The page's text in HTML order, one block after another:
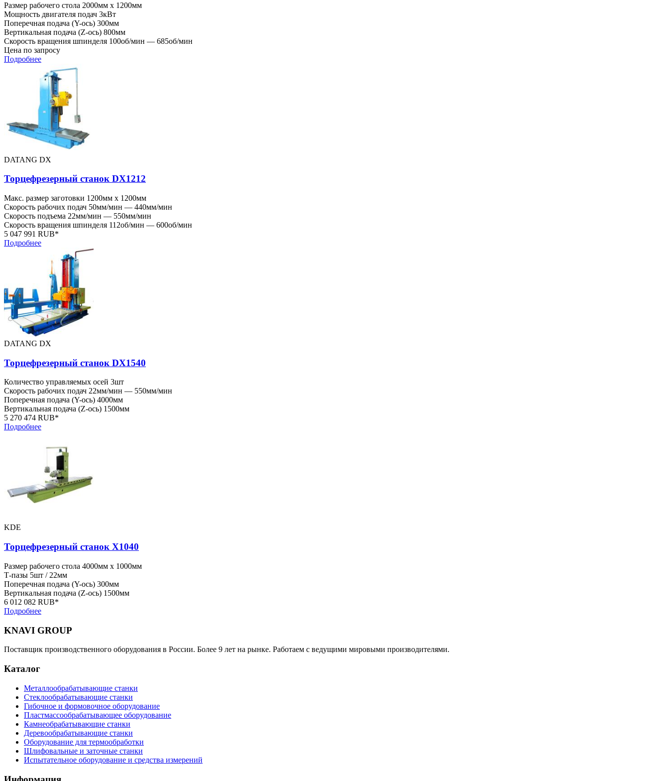
Размер рабочего стола 2000мм x 1200мм
Мощность двигателя подач 3кВт
Поперечная подача (Y-ось) 300мм
Вертикальная подача (Z-ось) 800мм
Скорость вращения шпинделя 100об/мин — 685об/мин
Цена по запросу
Подробнее
DATANG DX
Торцефрезерный станок DX1212
Макс. размер заготовки 1200мм x 1200мм
Скорость рабочих подач 50мм/мин — 440мм/мин
Скорость подъема 22мм/мин — 550мм/мин
Скорость вращения шпинделя 112об/мин — 600об/мин
5 047 991 RUB*
Подробнее
DATANG DX
Торцефрезерный станок DX1540
Количество управляемых осей 3шт
Скорость рабочих подач 22мм/мин — 550мм/мин
Поперечная подача (Y-ось) 4000мм
Вертикальная подача (Z-ось) 1500мм
5 270 474 RUB*
Подробнее
KDE
Торцефрезерный станок X1040
Размер рабочего стола 4000мм x 1000мм
Т-пазы 5шт / 22мм
Поперечная подача (Y-ось) 300мм
Вертикальная подача (Z-ось) 1500мм
6 012 082 RUB*
Подробнее
KNAVI GROUP
Поставщик производственного оборудования в России. Более 9 лет на рынке. Работаем с ведущими мировыми производителями.
Каталог
Металлообрабатывающие станки
Стеклообрабатывающие станки
Гибочное и формовочное оборудование
Пластмассообрабатывающее оборудование
Камнеобрабатывающие станки
Деревообрабатывающие станки
Оборудование для термообработки
Шлифовальные и заточные станки
Испытательное оборудование и средства измерений